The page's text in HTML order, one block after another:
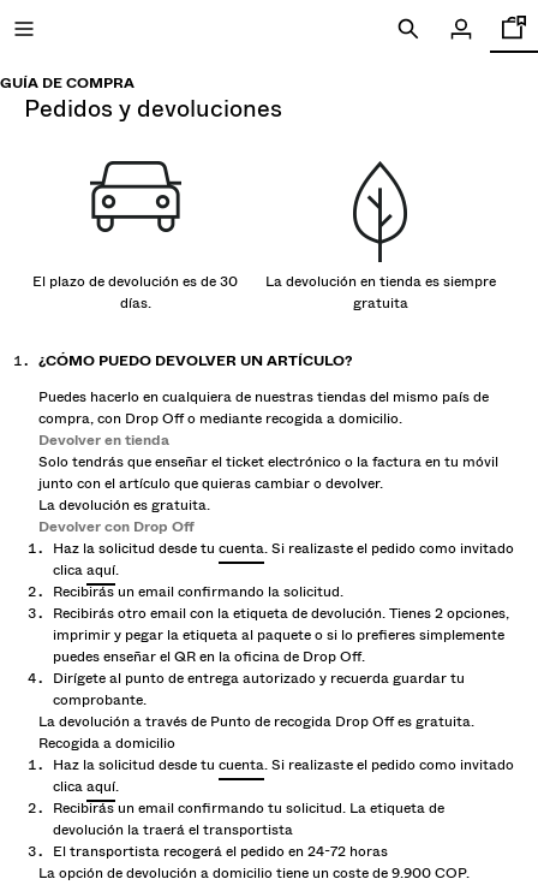
GUÍA DE COMPRA
pedidos y devoluciones
El plazo de devolución es de 30
días.
La devolución en tienda es siempre
gratuita
¿CÓMO PUEDO DEVOLVER UN ARTÍCULO?
Puedes hacerlo en cualquiera de nuestras tiendas del mismo país de
compra, con Drop Off o mediante recogida a domicilio.
Devolver en tienda
Solo tendrás que enseñar el ticket electrónico o la factura en tu móvil
junto con el artículo que quieras cambiar o devolver.
La devolución es gratuita.
Devolver con Drop Off
Haz la solicitud desde tu cuenta. Si realizaste el pedido como invitado
clicaaquí.
Recibirás un email confirmando la solicitud.
Recibirás otro email con la etiqueta de devolución. Tienes 2 opciones,
imprimir y pegar la etiqueta al paquete o si lo prefieres simplemente
puedes enseñar el QR en la oficina de Drop Off.
Dirígete al punto de entrega autorizado y recuerda guardar tu
comprobante.
La devolución a través de Punto de recogida Drop Off es gratuita.
Recogida a domicilio
Haz la solicitud desde tu cuenta. Si realizaste el pedido como invitado
clicaaquí.
Recibirás un email confirmando tu solicitud. La etiqueta de
devolución la traerá el transportista
El transportista recogerá el pedido en 24-72 horas
La opción de devolución a domicilio tiene un coste de 9.900 COP.
NEW
CURATED BY
TODO
Y POLOS
Y BERMUDAS
Y CÁRDIGANS
SETS
MÁS VENDIDO
ESPECIALES
MUSIC
NEWSLETTER AYUDA